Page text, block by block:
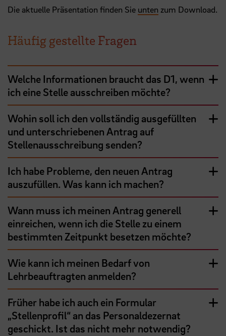
Die aktuelle Präsentation finden Sie unten zum Download.
Häufig gestellte Fragen
Welche Informationen braucht das D1, wenn
ich eine Stelle ausschreiben möchte?
Wohin soll ich den vollständig ausgefüllten
und unterschriebenen Antrag auf
Stellenausschreibung senden?
Ich habe Probleme, den neuen Antrag
auszufüllen. Was kann ich machen?
Wann muss ich meinen Antrag generell
einreichen, wenn ich die Stelle zu einem
bestimmten Zeitpunkt besetzen möchte?
Wie kann ich meinen Bedarf von
Lehrbeauftragten anmelden?
Früher habe ich auch ein Formular
„Stellenprofil“ an das Personaldezernat
geschickt. Ist das nicht mehr notwendig?